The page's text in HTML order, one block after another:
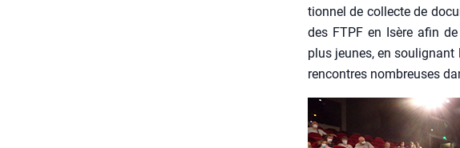
tion­nel de col­lecte de
des FTPF en Isère afin
plus jeunes, en
ren­contres nom­breuses